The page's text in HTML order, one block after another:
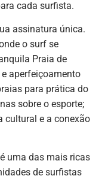
cada surfista.
assinatura única.
o surf se
Praia de
aperfeiçoamento
para prática do
sobre o esporte;
cultural e a conexão
uma das mais ricas
de surfistas